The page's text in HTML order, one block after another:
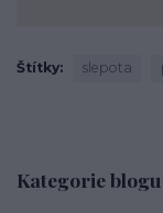
Kategorie blogu
Štítky slepota